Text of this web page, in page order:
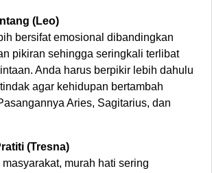
(Leo)
bersifat emosional dibandingkan
pikiran sehingga seringkali terlibat
Anda harus berpikir lebih dahulu
agar kehidupan bertambah
Aries, Sagitarius, dan
(Tresna)
murah hati sering